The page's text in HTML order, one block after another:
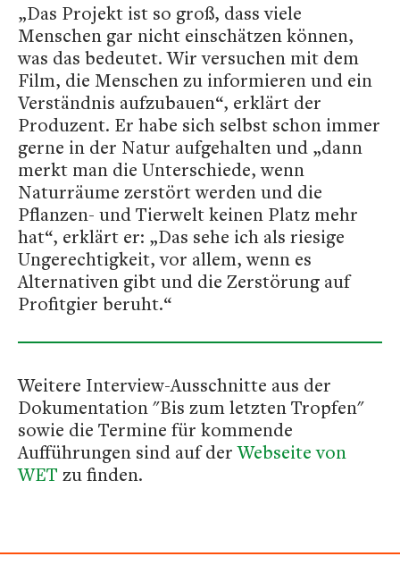
„Das Projekt ist so groß, dass viele
Menschen gar nicht einschätzen können,
was das bedeutet. Wir versuchen mit dem
Film, die Menschen zu informieren und ein
Verständnis aufzubauen“, erklärt der
Produzent. Er habe sich selbst schon immer
gerne in der Natur aufgehalten und „dann
merkt man die Unterschiede, wenn
Naturräume zerstört werden und die
Pflanzen- und Tierwelt keinen Platz mehr
hat“, erklärt er: „Das sehe ich als riesige
Ungerechtigkeit, vor allem, wenn es
Alternativen gibt und die Zerstörung auf
Profitgier beruht.“
Weitere Interview-Ausschnitte aus der
Dokumentation "Bis zum letzten Tropfen"
sowie die Termine für kommende
Aufführungen sind auf derWebseite von
WET zu finden.